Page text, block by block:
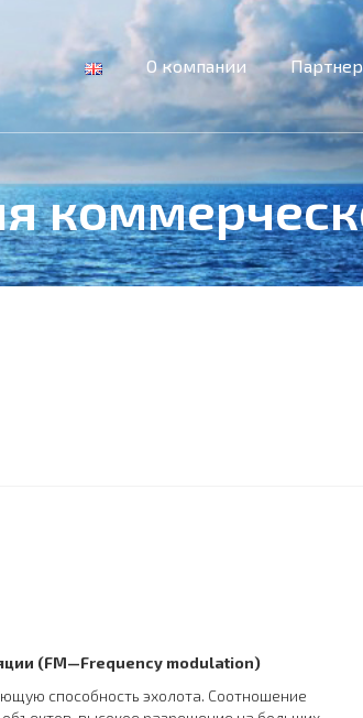
О компании
(FM—Frequency modulation)
способность эхолота. Соотношение